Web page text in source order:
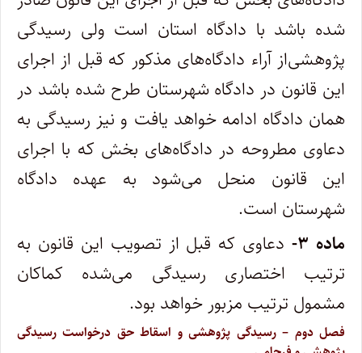
شده باشد با دادگاه استان است ولی رسیدگی
پژوهشی‌از آراء دادگاه‌های مذکور که قبل از اجرای
این قانون در دادگاه شهرستان طرح شده باشد در
همان دادگاه ادامه خواهد یافت و نیز رسیدگی به
دعاوی مطروحه در دادگاه‌های بخش که با اجرای
این قانون منحل می‌شود به عهده دادگاه
شهرستان است.
ماده ۳- دعاوی که قبل از تصویب این قانون به
ترتیب اختصاری رسیدگی می‌شده کماکان
مشمول ترتیب مزبور خواهد بود.
‌فصل دوم – رسیدگی پژوهشی و اسقاط حق درخواست رسیدگی